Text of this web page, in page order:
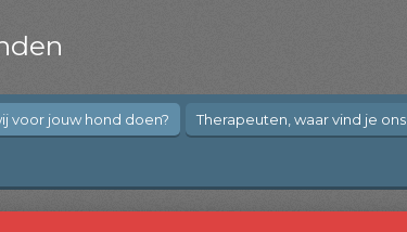
voor jouw hond doen? Therapeuten, waar vind je ons